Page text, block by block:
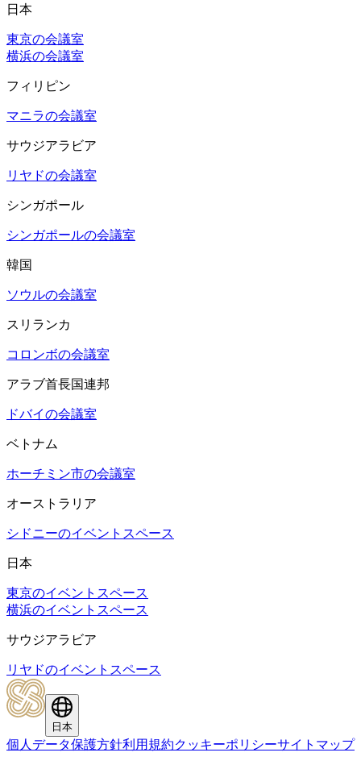
日本
東京の会議室
横浜の会議室
フィリピン
マニラの会議室
サウジアラビア
リヤドの会議室
シンガポール
シンガポールの会議室
韓国
ソウルの会議室
スリランカ
コロンボの会議室
アラブ首長国連邦
ドバイの会議室
ベトナム
ホーチミン市の会議室
オーストラリア
シドニーのイベントスペース
日本
東京のイベントスペース
横浜のイベントスペース
サウジアラビア
リヤドのイベントスペース
日本
個人データ保護方針利用規約クッキーポリシーサイトマップ